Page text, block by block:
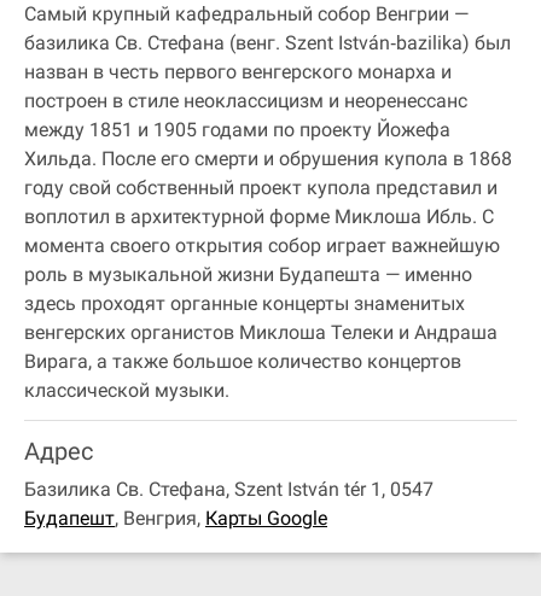
Самый крупный кафедральный собор Венгрии —
базилика Св. Стефана (венг. Szent István‐bazilika) был
назван в честь первого венгерского монарха и
построен в стиле неоклассицизм и неоренессанс
между 1851 и 1905 годами по проекту Йожефа
Хильда. После его смерти и обрушения купола в 1868
году свой собственный проект купола представил и
воплотил в архитектурной форме Миклоша Ибль. С
момента своего открытия собор играет важнейшую
роль в музыкальной жизни Будапешта — именно
здесь проходят органные концерты знаменитых
венгерских органистов Миклоша Телеки и Андраша
Вирага, а также большое количество концертов
классической музыки.
Адрес
Базилика Св. Стефана, Szent István tér 1, 0547
Будапешт, Венгрия, Карты Google